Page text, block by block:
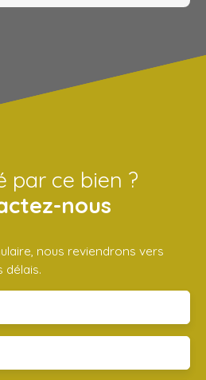
par ce bien ?
nous
nous reviendrons vers
délais.